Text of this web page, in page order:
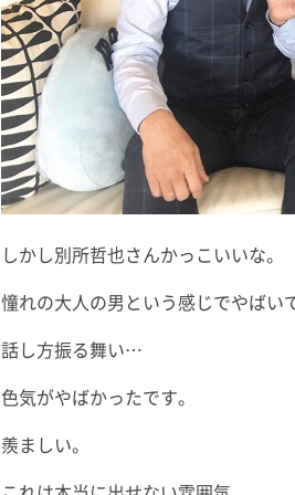
しかし別所哲也さんかっこいいな。
憧れの大人の男という感じでやばい
話し方振る舞い…
色気がやばかったです。
羨ましい。